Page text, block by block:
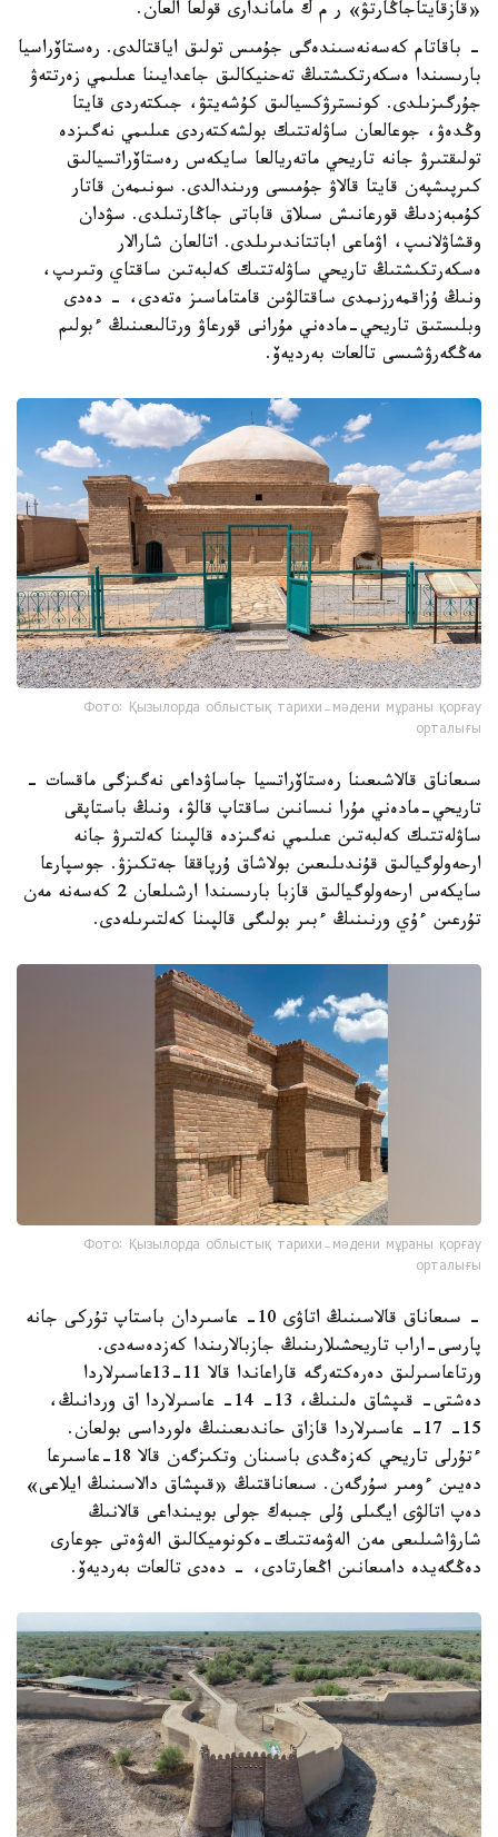
«قازقايتاجاڭارتۋ» ر م ك ماماندارى قولعا العان.
- باقاتام كەسەنەسىندەگى جۇمىس تولىق اياقتالدى. رەستاۆراسيا
بارىسىندا ەسكەرتكىشتىڭ تەحنيكالىق جاعدايىنا عىلىمي زەرتتەۋ
جۇرگىزىلدى. كونسترۋكسيالىق كۇشەيتۋ، جىكتەردى قايتا
وڭدەۋ، جوعالعان ساۋلەتتىك بولشەكتەردى عىلىمي نەگىزدە
تولىقتىرۋ جانە تاريحي ماتەريالعا سايكەس رەستاۆراتسيالىق
كىرپىشپەن قايتا قالاۋ جۇمىسى ورىندالدى. سونىمەن قاتار
كۇمبەزدىڭ قورعانىش سىلاق قاباتى جاڭارتىلدى. سۋدان
وقشاۋلانىپ، اۋماعى اباتتاندىرىلدى. اتالعان شارالار
ەسكەرتكىشتىڭ تاريحي ساۋلەتتىك كەلبەتىن ساقتاي وتىرىپ،
ونىڭ ۇزاقمەرزىمدى ساقتالۋىن قامتاماسىز ەتەدى، - دەدى
وبلىستىق تاريحي-مادەني مۇرانى قورعاۋ ورتالىعىنىڭ ءبولىم
مەڭگەرۋشىسى تالعات بەرديەۆ.
Фото: Қызылорда облыстық тарихи-мәдени мұраны қорғау
орталығы
سىعاناق قالاشىعىنا رەستاۆراتسيا جاساۋداعى نەگىزگى ماقسات -
تاريحي-مادەني مۇرا نىسانىن ساقتاپ قالۋ، ونىڭ باستاپقى
ساۋلەتتىك كەلبەتىن عىلىمي نەگىزدە قالپىنا كەلتىرۋ جانە
ارحەولوگيالىق قۇندىلىعىن بولاشاق ۇرپاققا جەتكىزۋ. جوسپارعا
سايكەس ارحەولوگيالىق قازبا بارىسىندا ارشىلعان 2 كەسەنە مەن
تۇرعىن ءۇي ورنىنىڭ ءبىر بولىگى قالپىنا كەلتىرىلەدى.
Фото: Қызылорда облыстық тарихи-мәдени мұраны қорғау
орталығы
- سىعاناق قالاسىنىڭ اتاۋى 10- عاسىردان باستاپ تۇركى جانە
پارسى-اراب تاريحشىلارىنىڭ جازبالارىندا كەزدەسەدى.
ورتاعاسىرلىق دەرەكتەرگە قاراعاندا قالا 11-13عاسىرلاردا
دەشتى- قىپشاق ەلىنىڭ، 13- 14- عاسىرلاردا اق وردانىڭ،
15- 17- عاسىرلاردا قازاق حاندىعىنىڭ ەلورداسى بولعان.
ءتۇرلى تاريحي كەزەڭدى باسىنان وتكىزگەن قالا 18-عاسىرعا
دەيىن ءومىر سۇرگەن. سىعاناقتىڭ «قىپشاق دالاسىنىڭ ايلاعى»
دەپ اتالۋى ايگىلى ۇلى جىبەك جولى بويىنداعى قالانىڭ
شارۋاشىلىعى مەن الەۋمەتتىك-ەكونوميكالىق الەۋەتى جوعارى
دەڭگەيدە دامىعانىن اڭعارتادى، - دەدى تالعات بەرديەۆ.